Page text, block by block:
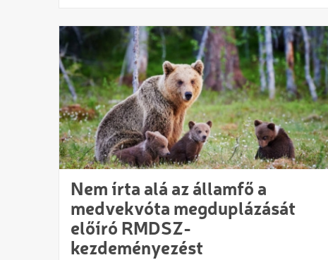
Nem írta alá az államfő a
medvekvóta megduplázását
előíró RMDSZ-
kezdeményezést